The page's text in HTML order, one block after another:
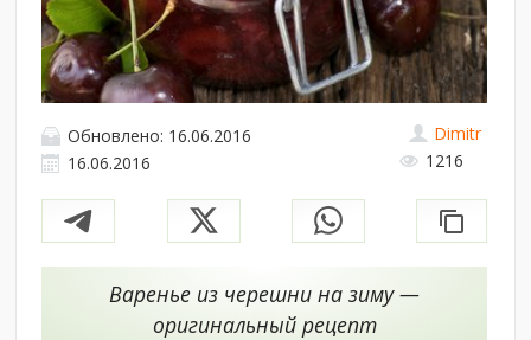
Dimitr
Обновлено: 16.06.2016
16.06.2016
1216
Варенье из черешни на зиму —
оригинальный рецепт